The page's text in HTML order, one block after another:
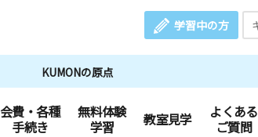
学習中の方
KUMONの原点
会費・各種
手続き
無料体験
学習
教室見学
よくある
ご質問